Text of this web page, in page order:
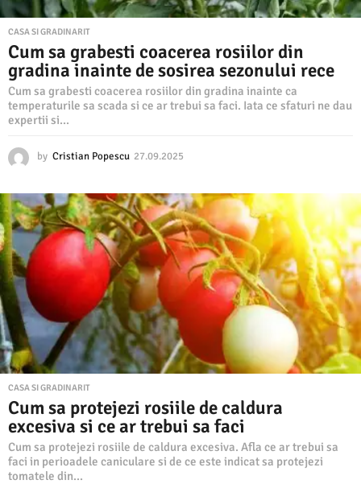
CASA SI GRADINARIT
Cum sa grabesti coacerea rosiilor din
gradina inainte de sosirea sezonului rece
Cum sa grabesti coacerea rosiilor din gradina inainte ca
temperaturile sa scada si ce ar trebui sa faci. Iata ce sfaturi ne dau
expertii si...
by Cristian Popescu 27.09.2025
0
9
.
2
0
2
CASA SI GRADINARIT
Cum sa protejezi rosiile de caldura
excesiva si ce ar trebui sa faci
Cum sa protejezi rosiile de caldura excesiva. Afla ce ar trebui sa
faci in perioadele caniculare si de ce este indicat sa protejezi
tomatele din...